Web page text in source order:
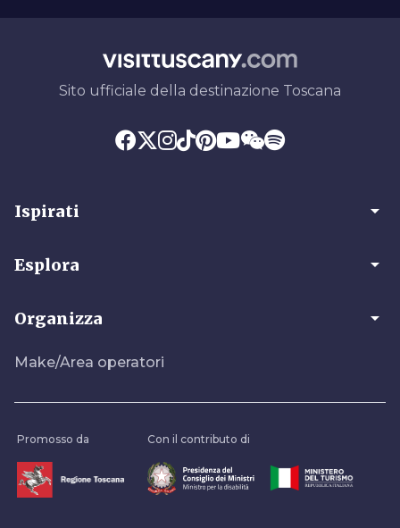
Sito ufficiale della destinazione Toscana
Ispirati arrow_drop_down
Esplora arrow_drop_down
Organizza arrow_drop_down
Make/Area operatori
Promosso da Con il contributo di